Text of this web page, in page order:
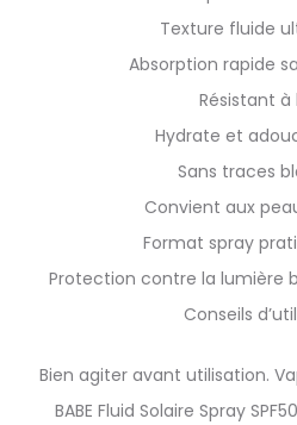
Texture fluide
Absorption rapide
Résistant à
Hydrate et
Sans traces
Convient aux
Format spray
Protection contre la lumière
Conseils
Bien agiter avant utilisation.
BABE Fluid Solaire Spray